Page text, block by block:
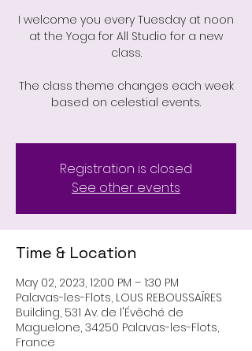
I welcome you every Tuesday at noon
at the Yoga for All Studio for a new
class.
The class theme changes each week
based on celestial events.
Registration is closed
See other events
Time & Location
May 02, 2023, 12:00 PM – 1:30 PM
Palavas-les-Flots, LOUS REBOUSSAÏRES
Building, 531 Av. de l'Évêché de
Maguelone, 34250 Palavas-les-Flots,
France